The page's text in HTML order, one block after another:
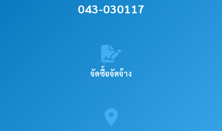
043-030117
จัดซื้อจัดจ้าง